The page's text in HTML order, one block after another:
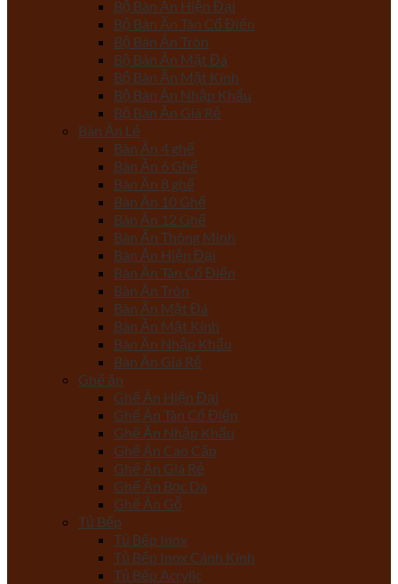
Bộ Bàn Ăn Hiện Đại
Bộ Bàn Ăn Tân Cổ Điển
Bộ Bàn Ăn Tròn
Bộ Bàn Ăn Mặt Đá
Bộ Bàn Ăn Mặt Kính
Bộ Bàn Ăn Nhập Khẩu
Bộ Bàn Ăn Giá Rẻ
Bàn Ăn Lẻ
Bàn Ăn 4 ghế
Bàn Ăn 6 Ghế
Bàn Ăn 8 ghế
Bàn Ăn 10 Ghế
Bàn Ăn 12 Ghế
Bàn Ăn Thông Minh
Bàn Ăn Hiện Đại
Bàn Ăn Tân Cổ Điển
Bàn Ăn Tròn
Bàn Ăn Mặt Đá
Bàn Ăn Mặt Kính
Bàn Ăn Nhập Khẩu
Bàn Ăn Giá Rẻ
Ghế ăn
Ghế Ăn Hiện Đại
Ghế Ăn Tân Cổ Điển
Ghế Ăn Nhập Khẩu
Ghế Ăn Cao Cấp
Ghế Ăn Giá Rẻ
Ghế Ăn Bọc Da
Ghế Ăn Gỗ
Tủ Bếp
Tủ Bếp Inox
Tủ Bếp Inox Cánh Kính
Tủ Bếp Acrylic